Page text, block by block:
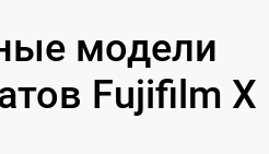
модели
Fujifilm X